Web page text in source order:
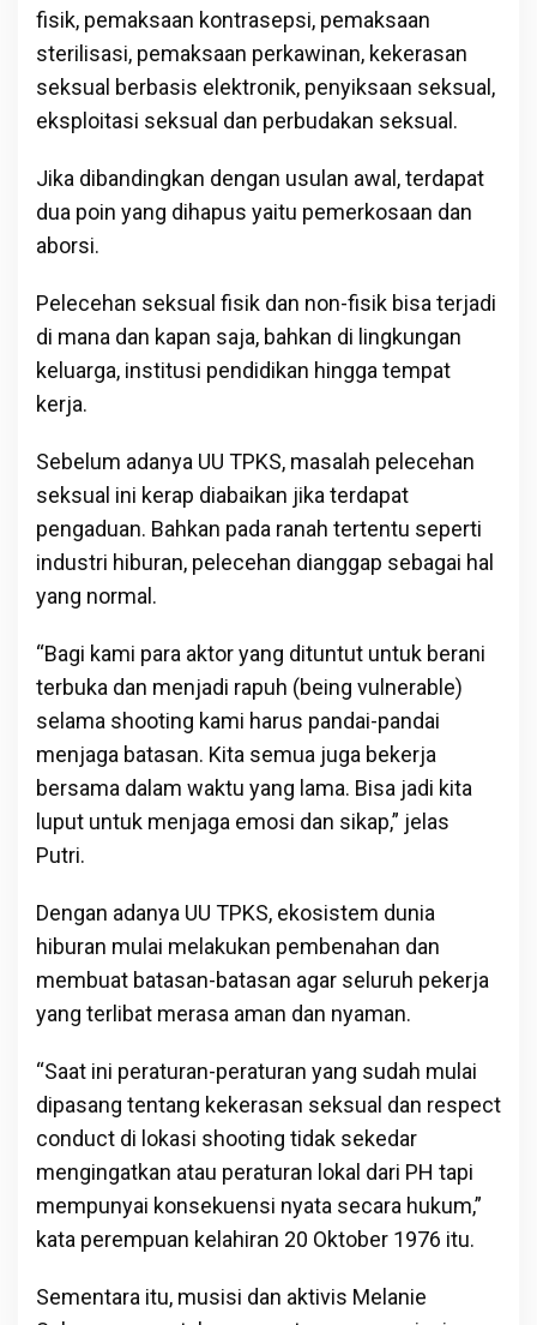
fisik, pemaksaan kontrasepsi, pemaksaan
sterilisasi, pemaksaan perkawinan, kekerasan
seksual berbasis elektronik, penyiksaan seksual,
eksploitasi seksual dan perbudakan seksual.
Jika dibandingkan dengan usulan awal, terdapat
dua poin yang dihapus yaitu pemerkosaan dan
aborsi.
Pelecehan seksual fisik dan non-fisik bisa terjadi
di mana dan kapan saja, bahkan di lingkungan
keluarga, institusi pendidikan hingga tempat
kerja.
Sebelum adanya UU TPKS, masalah pelecehan
seksual ini kerap diabaikan jika terdapat
pengaduan. Bahkan pada ranah tertentu seperti
industri hiburan, pelecehan dianggap sebagai hal
yang normal.
“Bagi kami para aktor yang dituntut untuk berani
terbuka dan menjadi rapuh (being vulnerable)
selama shooting kami harus pandai-pandai
menjaga batasan. Kita semua juga bekerja
bersama dalam waktu yang lama. Bisa jadi kita
luput untuk menjaga emosi dan sikap,” jelas
Putri.
Dengan adanya UU TPKS, ekosistem dunia
hiburan mulai melakukan pembenahan dan
membuat batasan-batasan agar seluruh pekerja
yang terlibat merasa aman dan nyaman.
“Saat ini peraturan-peraturan yang sudah mulai
dipasang tentang kekerasan seksual dan respect
conduct di lokasi shooting tidak sekedar
mengingatkan atau peraturan lokal dari PH tapi
mempunyai konsekuensi nyata secara hukum,”
kata perempuan kelahiran 20 Oktober 1976 itu.
Sementara itu, musisi dan aktivis Melanie